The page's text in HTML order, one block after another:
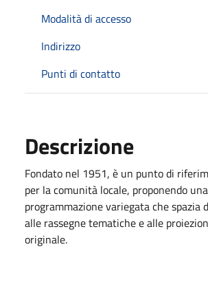
Modalità di accesso
Indirizzo
Punti di contatto
Descrizione
Fondato nel 1951, è un punto di
per la comunità locale, proponendo una
programmazione variegata che spazia
alle rassegne tematiche e alle
originale.